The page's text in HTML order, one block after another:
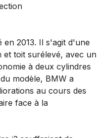
2013. Il s'agit d'une
et toit surélevé, avec un
à deux cylindres
modèle, BMW a
au cours des
face à la